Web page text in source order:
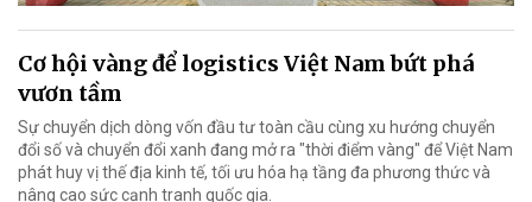
Cơ hội vàng để logistics Việt Nam bứt phá
vươn tầm
Sự chuyển dịch dòng vốn đầu tư toàn cầu cùng xu hướng chuyển
đổi số và chuyển đổi xanh đang mở ra "thời điểm vàng" để Việt Nam
phát huy vị thế địa kinh tế, tối ưu hóa hạ tầng đa phương thức và
nâng cao sức cạnh tranh quốc gia.